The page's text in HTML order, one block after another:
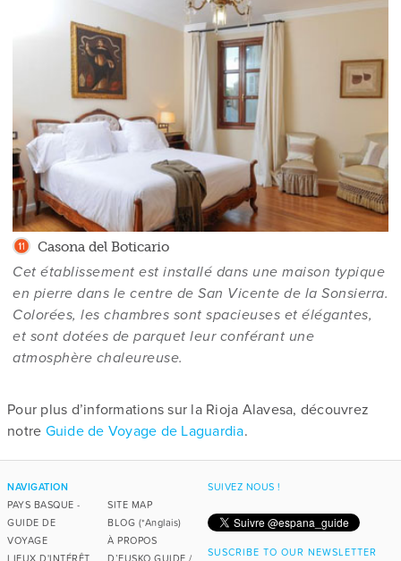
Casona del Boticario
Cet établissement est installé dans une maison typique
en pierre dans le centre de San Vicente de la Sonsierra.
Colorées, les chambres sont spacieuses et élégantes,
et sont dotées de parquet leur conférant une
atmosphère chaleureuse.
Pour plus d’informations sur la Rioja Alavesa, découvrez
notre Guide de Voyage de Laguardia.
NAVIGATION
PAYS BASQUE -
GUIDE DE
VOYAGE
LIEUX D'INTÉRÊT
SITE MAP
BLOG (*Anglais)
À PROPOS
D’EUSKO GUIDE /
SUIVEZ NOUS !
SUSCRIBE TO OUR NEWSLETTER